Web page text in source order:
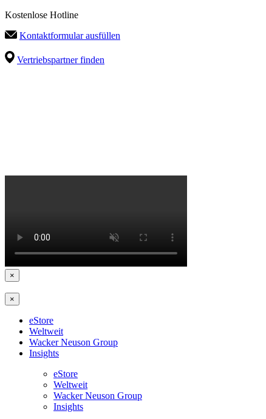
Kostenlose Hotline
Kontaktformular ausfüllen
Vertriebspartner finden
×
×
eStore
Weltweit
Wacker Neuson Group
Insights
eStore
Weltweit
Wacker Neuson Group
Insights